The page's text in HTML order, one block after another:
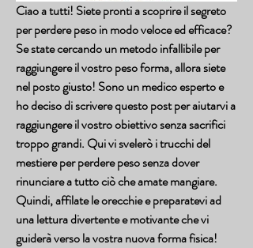
Ciao a tutti! Siete pronti a scoprire il segreto
per perdere peso in modo veloce ed efficace?
Se state cercando un metodo infallibile per
raggiungere il vostro peso forma, allora siete
nel posto giusto! Sono un medico esperto e
ho deciso di scrivere questo post per aiutarvi a
raggiungere il vostro obiettivo senza sacrifici
troppo grandi. Qui vi svelerò i trucchi del
mestiere per perdere peso senza dover
rinunciare a tutto ciò che amate mangiare.
Quindi, affilate le orecchie e preparatevi ad
una lettura divertente e motivante che vi
guiderà verso la vostra nuova forma fisica!